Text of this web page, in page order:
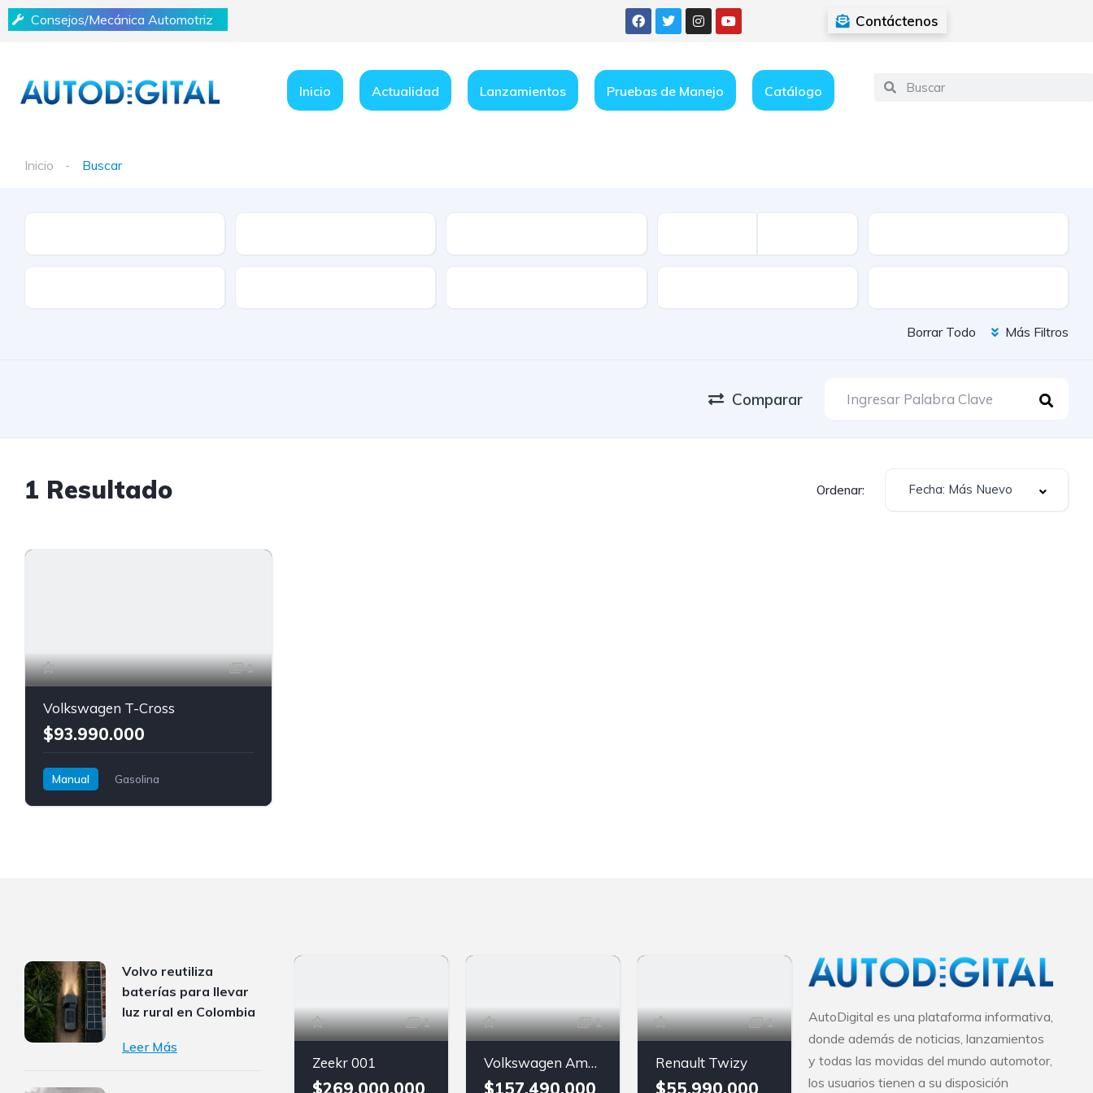
Consejos/Mecánica Automotriz Contáctenos
Inicio Actualidad Lanzamientos Pruebas de Manejo Catálogo
Inicio Buscar
Borrar Todo Más Filtros
Comparar
1 Resultado Ordenar: Fecha: Más Nuevo
1
Volkswagen T-Cross
$93.990.000
Manual
Gasolina
Volvo reutiliza
baterías para llevar
luz rural en Colombia
Leer Más
1
Zeekr 001
$269.000.000
1
Volkswagen Amarok
$157.490.000
1
Renault Twizy
$55.990.000
AutoDigital es una plataforma informativa,
donde además de noticias, lanzamientos
y todas las movidas del mundo automotor,
los usuarios tienen a su disposición